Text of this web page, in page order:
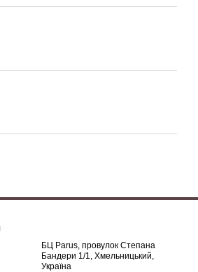
БЦ Parus, провулок Степана
Бандери 1/1, Хмельницький,
Україна